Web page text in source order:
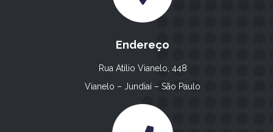
Endereço
Rua Atílio Vianelo, 448
Vianelo – Jundiaí – São Paulo